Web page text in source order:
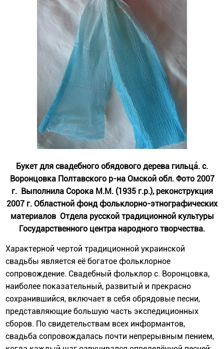
Букет для свадебного обядового дерева гильца́. с.
Воронцовка Полтавского р-на Омской обл. Фото 2007
г. Выполнила Сорока М.М. (1935 г.р.), реконструкция
2007 г. Областной фонд фольклорно-этнографических
материалов Отдела русской традиционной культуры
Государственного центра народного творчества.
Характерной чертой традиционной украинской
свадьбы является её богатое фольклорное
сопровождение. Свадебный фольклор с. Воронцовка,
наиболее показательный, развитый и прекрасно
сохранившийся, включает в себя обрядовые песни,
представляющие большую часть экспедиционных
сборов. По свидетельствам всех информантов,
свадьба cопровождалась почти непрерывным пением,